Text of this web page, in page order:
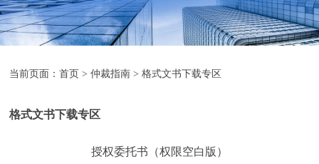
当前页面：首页 >仲裁指南 >格式文书下载专区
格式文书下载专区
授权委托书（权限空白版）